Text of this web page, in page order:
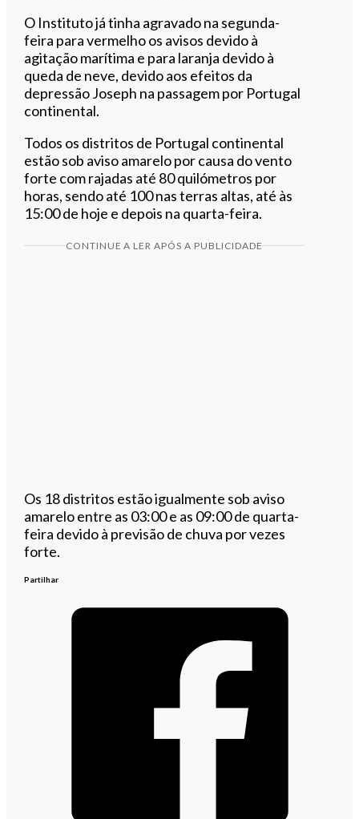
O Instituto já tinha agravado na segunda-
feira para vermelho os avisos devido à
agitação marítima e para laranja devido à
queda de neve, devido aos efeitos da
depressão Joseph na passagem por Portugal
continental.
Todos os distritos de Portugal continental
estão sob aviso amarelo por causa do vento
forte com rajadas até 80 quilómetros por
horas, sendo até 100 nas terras altas, até às
15:00 de hoje e depois na quarta-feira.
CONTINUE A LER APÓS A PUBLICIDADE
Os 18 distritos estão igualmente sob aviso
amarelo entre as 03:00 e as 09:00 de quarta-
feira devido à previsão de chuva por vezes
forte.
Partilhar